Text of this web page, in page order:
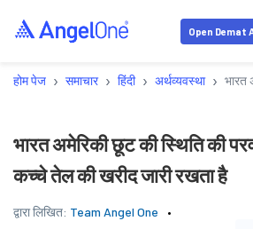
Open Demat
होम पेज › समाचार › हिंदी › अर्थव्यवस्था › भारत
भारत अमेरिकी छूट की स्थिति की
कच्चे तेल की खरीद जारी रखता है
द्वारा लिखित: Team Angel One